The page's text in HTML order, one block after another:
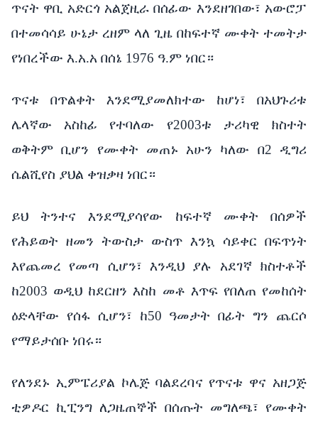
ጥናት ዋቢ አድርጎ አልጀዚራ በሰፊው እንደዘገበው፣ አውሮፓ
በተመሳሳይ ሁኔታ ረዘም ላለ ጊዜ በከፍተኛ ሙቀት ተመትታ
የነበረችው እ.አ.አ በሰኔ 1976 ዓ.ም ነበር።
ጥናቱ በጥልቀት እንደሚያመለክተው ከሆነ፣ በአህጉሪቱ
ሌላኛው አስከፊ የተባለው የ2003ቱ ታሪካዊ ክስተት
ወቅትም ቢሆን የሙቀት መጠኑ አሁን ካለው በ2 ዲግሪ
ሴልሺየስ ያህል ቀዝቃዛ ነበር።
ይህ ትንተና እንደሚያሳየው ከፍተኛ ሙቀት በሰዎች
የሕይወት ዘመን ትውስታ ውስጥ እንኳ ሳይቀር በፍጥነት
እየጨመረ የመጣ ሲሆን፣ እንዲህ ያሉ አደገኛ ክስተቶች
ከ2003 ወዲህ ከደርዘን እስከ መቶ እጥፍ የበለጠ የመከሰት
ዕድላቸው የሰፋ ሲሆን፣ ከ50 ዓመታት በፊት ግን ጨርሶ
የማይታሰቡ ነበሩ።
የለንደኑ ኢምፔሪያል ኮሌጅ ባልደረባና የጥናቱ ዋና አዘጋጅ
ቲዎዶር ኪፒንግ ለጋዜጠኞች በሰጡት መግለጫ፣ የሙቀት